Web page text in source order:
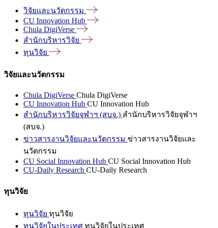
วิจัยและนวัตกรรม
CU Innovation Hub
Chula DigiVerse
สำนักบริหารวิจัย
ทุนวิจัย
วิจัยและนวัตกรรม
Chula DigiVerse Chula DigiVerse
CU Innovation Hub CU Innovation Hub
สำนักบริหารวิจัยจุฬาฯ (สบจ.) สำนักบริหารวิจัยจุฬาฯ
(สบจ.)
ข่าวสารงานวิจัยและนวัตกรรม ข่าวสารงานวิจัยและ
นวัตกรรม
CU Social Innovation Hub CU Social Innovation Hub
CU-Daily Research CU-Daily Research
ทุนวิจัย
ทุนวิจัย ทุนวิจัย
ทุนวิจัยในประเทศ ทุนวิจัยในประเทศ